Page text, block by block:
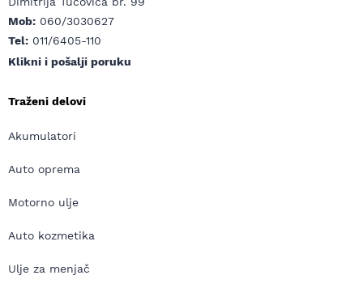
Mob: 060/3030627
Tel: 011/6405-110
Klikni i pošalji poruku
Traženi delovi
Akumulatori
Auto oprema
Motorno ulje
Auto kozmetika
Ulje za menjač